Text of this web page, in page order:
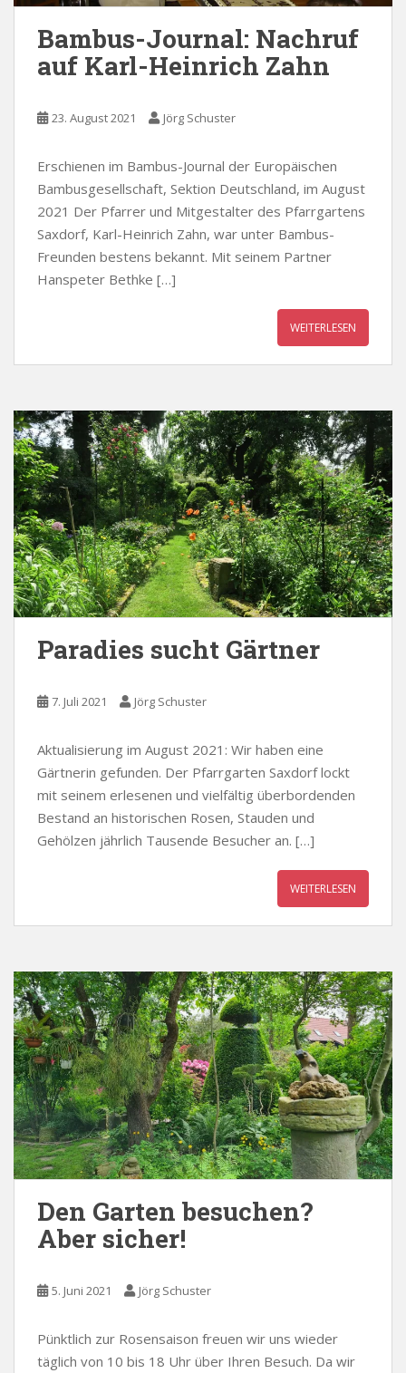
Bambus-Journal: Nachruf
auf Karl-Heinrich Zahn
23. August 2021 Jörg Schuster
Erschienen im Bambus-Journal der Europäischen
Bambusgesellschaft, Sektion Deutschland, im August
2021 Der Pfarrer und Mitgestalter des Pfarrgartens
Saxdorf, Karl-Heinrich Zahn, war unter Bambus-
Freunden bestens bekannt. Mit seinem Partner
Hanspeter Bethke […]
WEITERLESEN
Paradies sucht Gärtner
7. Juli 2021 Jörg Schuster
Aktualisierung im August 2021: Wir haben eine
Gärtnerin gefunden. Der Pfarrgarten Saxdorf lockt
mit seinem erlesenen und vielfältig überbordenden
Bestand an historischen Rosen, Stauden und
Gehölzen jährlich Tausende Besucher an. […]
WEITERLESEN
Den Garten besuchen?
Aber sicher!
5. Juni 2021 Jörg Schuster
Pünktlich zur Rosensaison freuen wir uns wieder
täglich von 10 bis 18 Uhr über Ihren Besuch. Da wir